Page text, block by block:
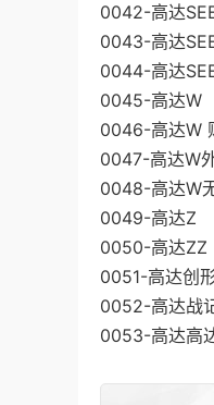
0042-高达
0043-高达
0044-高达
0045-高达W
0046-高达W
0047-高达W
0048-高达W
0049-高达Z
0050-高达ZZ
0051-高达创
0052-高达战
0053-高达高